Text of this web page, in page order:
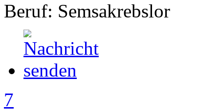
Beruf: Semsakrebslor
7